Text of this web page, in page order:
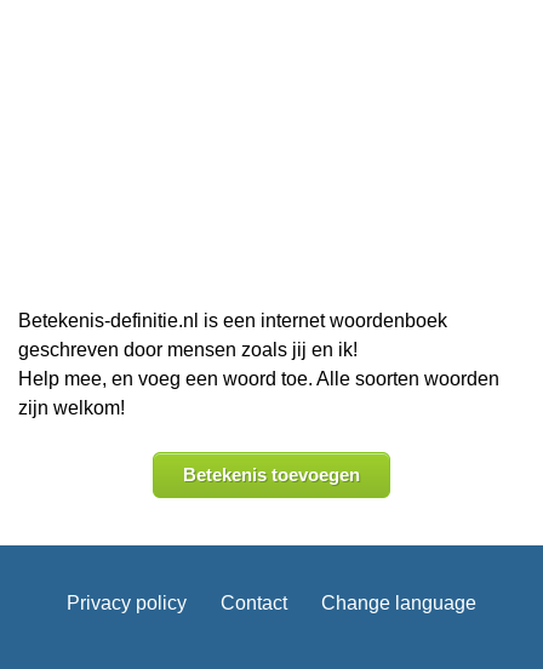
Betekenis-definitie.nl is een internet woordenboek
geschreven door mensen zoals jij en ik!
Help mee, en voeg een woord toe. Alle soorten woorden
zijn welkom!
Betekenis toevoegen
Privacy policy Contact Change language